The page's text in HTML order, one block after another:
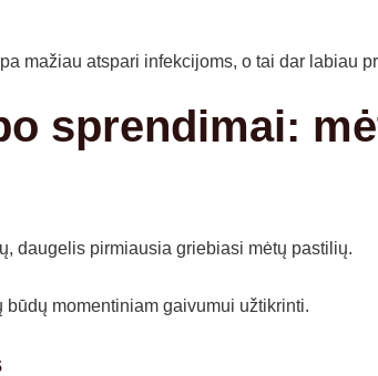
mažiau atspari infekcijoms, o tai dar labiau
sprendimai:
daugelis pirmiausia griebiasi mėtų pastilių.
momentiniam gaivumui užtikrinti.